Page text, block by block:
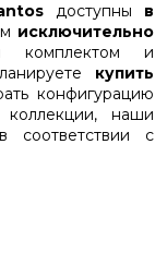
доступны в
исключительно
и
купить
конфигурацию
наши
соответствии с